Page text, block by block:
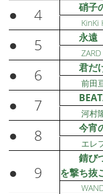
● 4 硝子
KinKi
● 5 永遠
ZARD
● 6 君だ
前田
● 7 河村
● 8 今宵
エレ
● 9
錆び
を撃ち抜